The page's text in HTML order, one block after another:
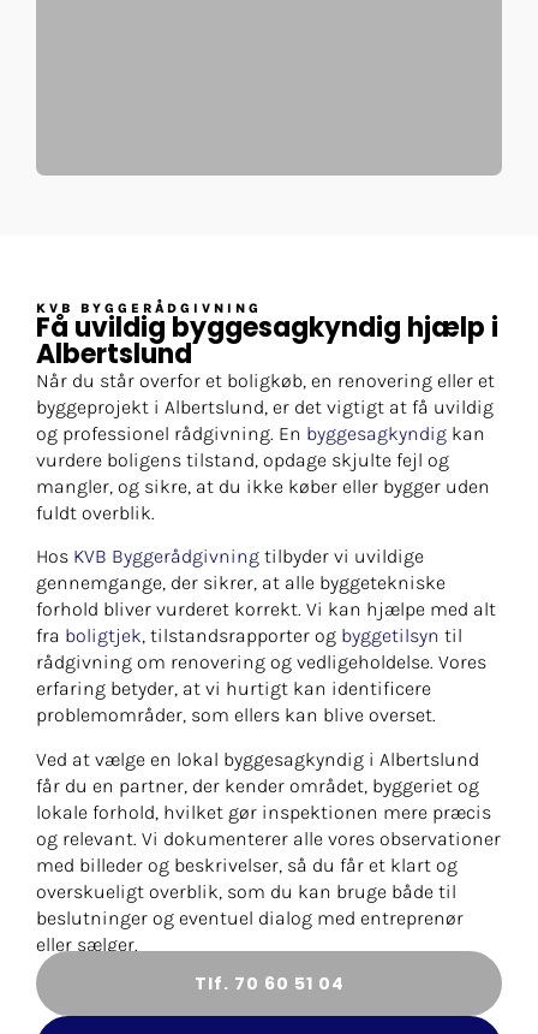
KVB BYGGERÅDGIVNING
Få uvildig byggesagkyndig hjælp i
Albertslund
Når du står overfor et boligkøb, en renovering eller et
byggeprojekt i Albertslund, er det vigtigt at få uvildig
og professionel rådgivning. En byggesagkyndig kan
vurdere boligens tilstand, opdage skjulte fejl og
mangler, og sikre, at du ikke køber eller bygger uden
fuldt overblik.
Hos KVB Byggerådgivning tilbyder vi uvildige
gennemgange, der sikrer, at alle byggetekniske
forhold bliver vurderet korrekt. Vi kan hjælpe med alt
fra boligtjek, tilstandsrapporter og byggetilsyn til
rådgivning om renovering og vedligeholdelse. Vores
erfaring betyder, at vi hurtigt kan identificere
problemområder, som ellers kan blive overset.
Ved at vælge en lokal byggesagkyndig i Albertslund
får du en partner, der kender området, byggeriet og
lokale forhold, hvilket gør inspektionen mere præcis
og relevant. Vi dokumenterer alle vores observationer
med billeder og beskrivelser, så du får et klart og
overskueligt overblik, som du kan bruge både til
beslutninger og eventuel dialog med entreprenør
eller sælger.
Tlf. 70 60 51 04